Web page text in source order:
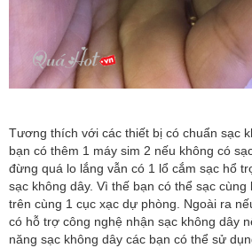
Tương thích với các thiết bị có chuẩn sạc
bạn có thêm 1 máy sim 2 nếu không có
đừng quá lo lắng vẫn có 1 lổ cắm sạc hổ
sạc không dây. Vì thế bạn có thể sạc cùng
trên cùng 1 cục xạc dự phòng. Ngoài ra
có hỗ trợ công nghệ nhận sạc không dây
năng sạc không dây các bạn có thể sử